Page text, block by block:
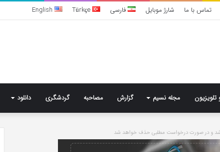
تماس با ما شارژ موبایل فارسی Türkçe
English
تلویزیون مجله نسیم گزارش مصاحبه گردشگری دانلود
و در صورت درخواست مطلبی حذف خواهد شد